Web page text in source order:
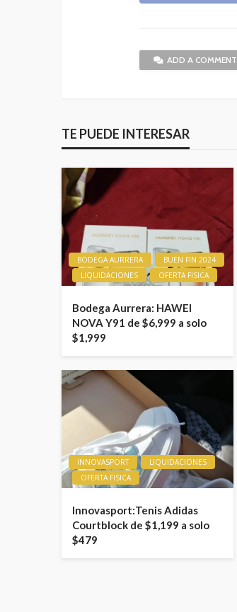
ADD A COMMENT
TE PUEDE INTERESAR
BODEGA AURRERA
BUEN FIN 2024
LIQUIDACIONES
OFERTA FISICA
Bodega Aurrera: HAWEI
NOVA Y91 de $6,999 a solo
$1,999
INNOVASPORT
LIQUIDACIONES
OFERTA FISICA
Innovasport:Tenis Adidas
Courtblock de $1,199 a solo
$479